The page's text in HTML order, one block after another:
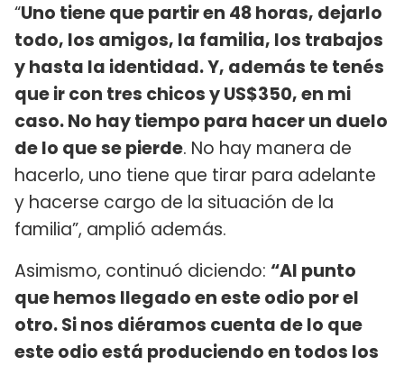
“Uno tiene que partir en 48 horas, dejarlo
todo, los amigos, la familia, los trabajos
y hasta la identidad. Y, además te tenés
que ir con tres chicos y US$350, en mi
caso. No hay tiempo para hacer un duelo
de lo que se pierde. No hay manera de
hacerlo, uno tiene que tirar para adelante
y hacerse cargo de la situación de la
familia”, amplió además.
Asimismo, continuó diciendo: “Al punto
que hemos llegado en este odio por el
otro. Si nos diéramos cuenta de lo que
este odio está produciendo en todos los